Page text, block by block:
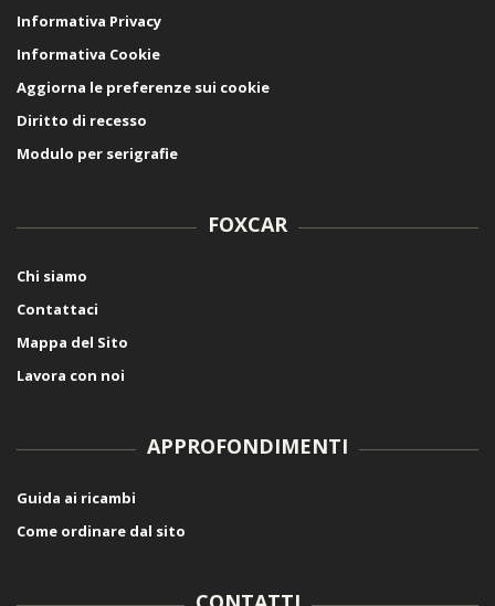
Informativa Privacy
Informativa Cookie
Aggiorna le preferenze sui cookie
Diritto di recesso
Modulo per serigrafie
FOXCAR
Chi siamo
Contattaci
Mappa del Sito
Lavora con noi
APPROFONDIMENTI
Guida ai ricambi
Come ordinare dal sito